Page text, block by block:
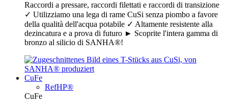
Raccordi a pressare, raccordi filettati e raccordi di transizione
✓ Utilizziamo una lega di rame CuSi senza piombo a favore
della qualità dell'acqua potabile ✓ Altamente resistente alla
dezincatura e a prova di futuro ► Scoprite l'intera gamma di
bronzo al silicio di SANHA®!
CuFe
RefHP®
CuFe